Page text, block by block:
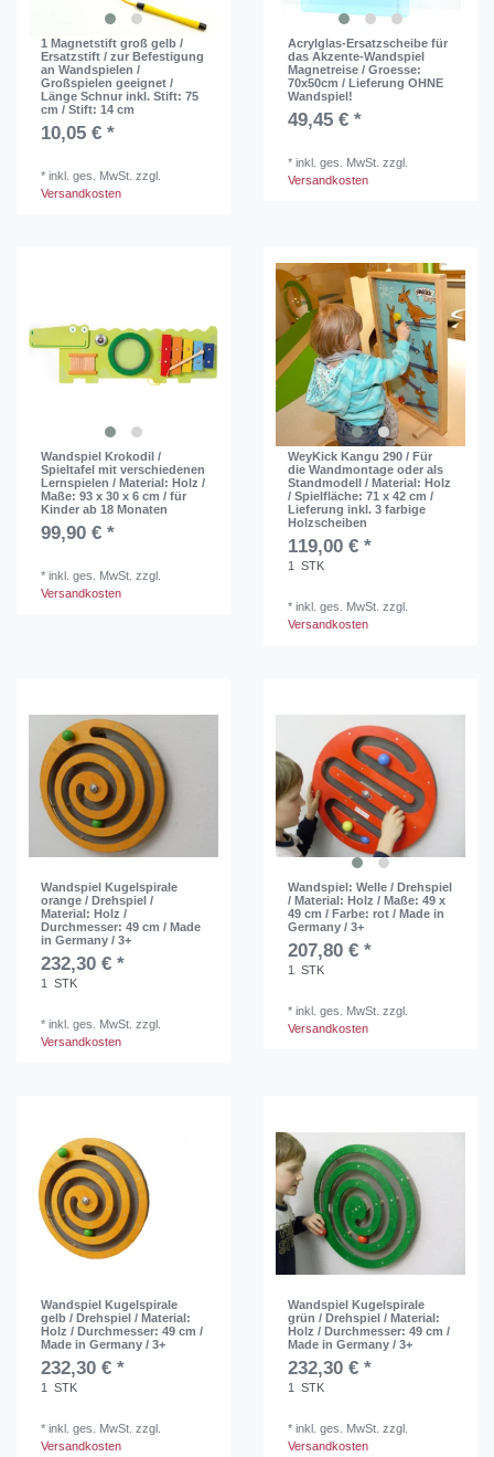
1 Magnetstift groß gelb /
Ersatzstift / zur Befestigung
an Wandspielen /
Großspielen geeignet /
Länge Schnur inkl. Stift: 75
cm / Stift: 14 cm
10,05 € *
*inkl. ges. MwSt. zzgl.
Versandkosten
Acrylglas-Ersatzscheibe für
das Akzente-Wandspiel
Magnetreise / Groesse:
70x50cm / Lieferung OHNE
Wandspiel!
49,45 € *
*inkl. ges. MwSt. zzgl.
Versandkosten
Wandspiel Krokodil /
Spieltafel mit verschiedenen
Lernspielen / Material: Holz /
Maße: 93 x 30 x 6 cm / für
Kinder ab 18 Monaten
99,90 € *
*inkl. ges. MwSt. zzgl.
Versandkosten
WeyKick Kangu 290 / Für
die Wandmontage oder als
Standmodell / Material: Holz
/ Spielfläche: 71 x 42 cm /
Lieferung inkl. 3 farbige
Holzscheiben
119,00 € *
1 STK
*inkl. ges. MwSt. zzgl.
Versandkosten
Wandspiel Kugelspirale
orange / Drehspiel /
Material: Holz /
Durchmesser: 49 cm / Made
in Germany / 3+
232,30 € *
1 STK
*inkl. ges. MwSt. zzgl.
Versandkosten
Wandspiel: Welle / Drehspiel
/ Material: Holz / Maße: 49 x
49 cm / Farbe: rot / Made in
Germany / 3+
207,80 € *
1 STK
*inkl. ges. MwSt. zzgl.
Versandkosten
Wandspiel Kugelspirale
gelb / Drehspiel / Material:
Holz / Durchmesser: 49 cm /
Made in Germany / 3+
232,30 € *
1 STK
*inkl. ges. MwSt. zzgl.
Versandkosten
Wandspiel Kugelspirale
grün / Drehspiel / Material:
Holz / Durchmesser: 49 cm /
Made in Germany / 3+
232,30 € *
1 STK
*inkl. ges. MwSt. zzgl.
Versandkosten